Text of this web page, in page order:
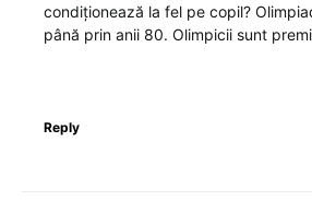
condiționează la fel pe copil?
până prin anii 80. Olimpicii sunt
Reply